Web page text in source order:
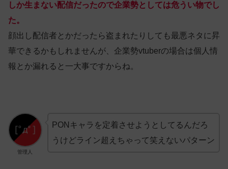
しか生まない配信だったので企業勢としては危うい物でし
た。
顔出し配信者とかだったら盗まれたりしても最悪ネタに昇
華できるかもしれませんが、企業勢vtuberの場合は個人情
報とか漏れると一大事ですからね。
管理人
PONキャラを定着させようとしてるんだろ
うけどライン超えちゃって笑えないパターン